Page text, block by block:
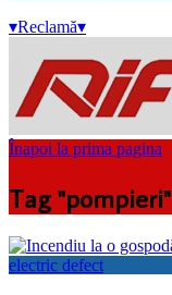
▾Reclamă▾
Înapoi la prima pagina
Tag "pompieri"